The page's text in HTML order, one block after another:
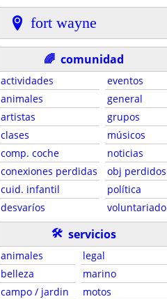
fort wayne
🌈 comunidad
actividades
animales
artistas
clases
comp. coche
conexiones perdidas
cuid. infantil
desvaríos
eventos
general
grupos
músicos
noticias
obj perdidos
política
voluntariado
🛠 servicios
animales
belleza
campo / jardin
legal
marino
motos